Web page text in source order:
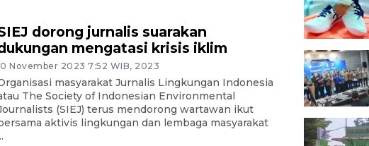
dorong jurnalis suarakan
mengatasi krisis iklim
November 2023 7:52 WIB, 2023
masyarakat Jurnalis Lingkungan Indonesia
The Society of Indonesian Environmental
(SIEJ) terus mendorong wartawan ikut
aktivis lingkungan dan lembaga masyarakat